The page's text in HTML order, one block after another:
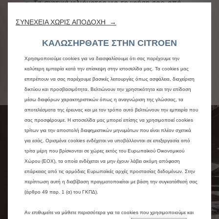
Τα σχετικά χιλιόμετρα για τη χρήση σας, από
Πρόσθετες προαιρετικές υπηρεσίες όπως
αντικατάστασης, συμπεριλαμβανομένων και των
Ανακαλύψτε το Free2move Lease
ΑΝΑΚΑΛΥΨΤΕ ΤΟ
FREE2MOVE LEASE
Η επιχειρηματική
σύμβαση μίσθωσης
συνεργάτη της Citroën
Το Free2Move Lease είναι ένας
ΣΥΝΕΧΕΙΑ ΧΩΡΙΣ ΑΠΟΔΟΧΗ →
ΚΑΛΩΣΗΡΘΑΤΕ ΣΤΗΝ CITROEN
Χρησιμοποιούμε cookies για να διασφαλίσουμε ότι σας παρέχουμε την
καλύτερη εμπειρία κατά την επίσκεψη στην ιστοσελίδα μας. Τα cookies μας
επιτρέπουν να σας παρέχουμε βασικές λειτουργίες όπως ασφάλεια, διαχείριση
δικτύου και προσβασιμότητα. Βελτιώνουν την χρηστικότητα και την επίδοση
μέσω διαφόρων χαρακτηριστικών όπως η αναγνώριση της γλώσσας, τα
αποτελέσματα της έρευνας και με τον τρόπο αυτό βελτιώνουν την εμπειρία που
σας προσφέρουμε. Η ιστοσελίδα μας μπορεί επίσης να χρησιμοποιεί cookies
τρίτων για την αποστολή διαφημιστικών μηνυμάτων που είναι πλέον σχετικά
για εσάς. Ορισμένα cookies ενδέχεται να υποβάλλονται σε επεξεργασία από
τρίτα μέρη που βρίσκονται σε χώρες εκτός του Ευρωπαϊκού Οικονομικού
Χώρου (ΕΟΧ), τα οποία ενδέχεται να μην έχουν λάβει ακόμη απόφαση
επάρκειας από τις αρμόδιες Ευρωπαϊκές αρχές προστασίας δεδομένων. Στην
περίπτωση αυτή η διαβίβαση πραγματοποιείται με βάση την συγκατάθεσή σας
(άρθρο 49 παρ. 1 (α) του ΓΚΠΔ).
Αν επιθυμείτε να μάθετε περισσότερα για τα cookies που χρησιμοποιούμε και